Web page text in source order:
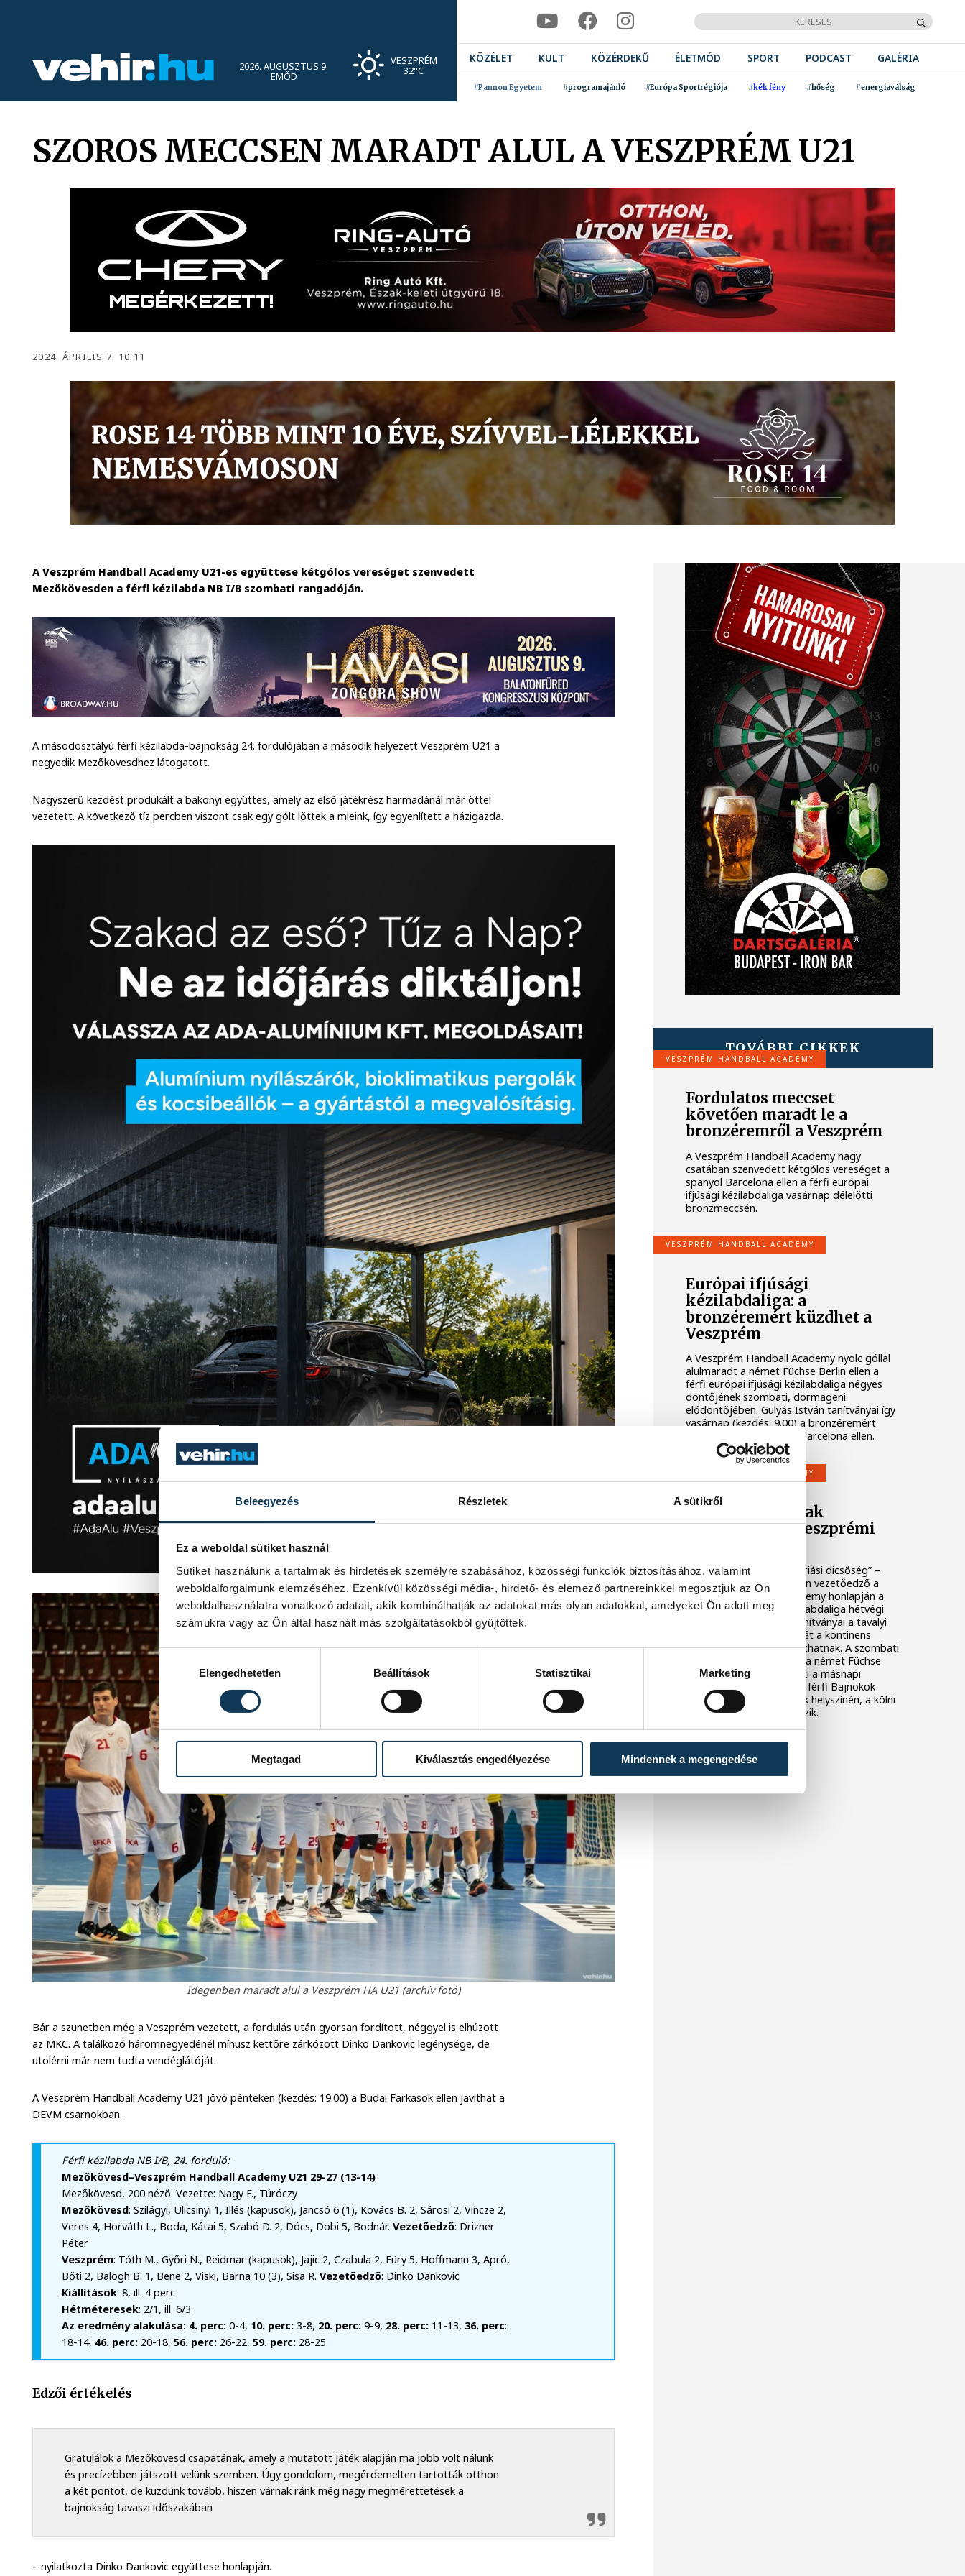
Beleegyezés Részletek A sütikről
Ez a weboldal sütiket használ
Sütiket használunk a tartalmak és hirdetések személyre szabásához, közösségi funkciók biztosításához, valamint
weboldalforgalmunk elemzéséhez. Ezenkívül közösségi média-, hirdető- és elemező partnereinkkel megosztjuk az Ön
weboldalhasználatra vonatkozó adatait, akik kombinálhatják az adatokat más olyan adatokkal, amelyeket Ön adott meg
számukra vagy az Ön által használt más szolgáltatásokból gyűjtöttek.
Hozzájárulás kiválasztása
Elengedhetetlen
Beállítások Statisztikai Marketing
Megtagad Kiválasztás engedélyezése Mindennek a megengedése
2026. AUGUSZTUS 9.
EMŐD
VESZPRÉM
32°C
KÖZÉLET KULT KÖZÉRDEKŰ ÉLETMÓD SPORT PODCAST GALÉRIA
#Pannon Egyetem #programajánló #Európa Sportrégiója #kék fény #hőség #energiaválság
SZOROS MECCSEN MARADT ALUL A VESZPRÉM U21
2024. ÁPRILIS 7. 10:11
A Veszprém Handball Academy U21-es együttese kétgólos vereséget szenvedett
Mezőkövesden a férfi kézilabda NB I/B szombati rangadóján.
A másodosztályú férfi kézilabda-bajnokság 24. fordulójában a második helyezett Veszprém U21 a
negyedik Mezőkövesdhez látogatott.
Nagyszerű kezdést produkált a bakonyi együttes, amely az első játékrész harmadánál már öttel
vezetett. A következő tíz percben viszont csak egy gólt lőttek a mieink, így egyenlített a házigazda.
Idegenben maradt alul a Veszprém HA U21 (archív fotó)
Bár a szünetben még a Veszprém vezetett, a fordulás után gyorsan fordított, néggyel is elhúzott
az MKC. A találkozó háromnegyedénél mínusz kettőre zárkózott Dinko Dankovic legénysége, de
utolérni már nem tudta vendéglátóját.
A Veszprém Handball Academy U21 jövő pénteken (kezdés: 19.00) a Budai Farkasok ellen javíthat a
DEVM csarnokban.
Férfi kézilabda NB I/B, 24. forduló:
Mezőkövesd–Veszprém Handball Academy U21 29-27 (13-14)
Mezőkövesd, 200 néző. Vezette: Nagy F., Túróczy
Mezőkövesd: Szilágyi, Ulicsinyi 1, Illés (kapusok), Jancsó 6 (1), Kovács B. 2, Sárosi 2, Vincze 2,
Veres 4, Horváth L., Boda, Kátai 5, Szabó D. 2, Dócs, Dobi 5, Bodnár. Vezetőedző: Drizner
Péter
Veszprém: Tóth M., Győri N., Reidmar (kapusok), Jajic 2, Czabula 2, Füry 5, Hoffmann 3, Apró,
Bőti 2, Balogh B. 1, Bene 2, Viski, Barna 10 (3), Sisa R. Vezetőedző: Dinko Dankovic
Kiállítások: 8, ill. 4 perc
Hétméteresek: 2/1, ill. 6/3
Az eredmény alakulása: 4. perc:0-4, 10. perc:3-8, 20. perc:9-9, 28. perc: 11-13, 36. perc:
18-14, 46. perc:20-18, 56. perc:26-22, 59. perc:28-25
Edzői értékelés
Gratulálok a Mezőkövesd csapatának, amely a mutatott játék alapján ma jobb volt nálunk
és precízebben játszott velünk szemben. Úgy gondolom, megérdemelten tartották otthon
a két pontot, de küzdünk tovább, hiszen várnak ránk még nagy megmérettetések a
bajnokság tavaszi időszakában
– nyilatkozta Dinko Dankovic együttese honlapján.
TOVÁBBI CIKKEK
VESZPRÉM HANDBALL ACADEMY
Fordulatos meccset
követően maradt le a
bronzéremről a Veszprém
A Veszprém Handball Academy nagy
csatában szenvedett kétgólos vereséget a
spanyol Barcelona ellen a férfi európai
ifjúsági kézilabdaliga vasárnap délelőtti
bronzmeccsén.
VESZPRÉM HANDBALL ACADEMY
Európai ifjúsági
kézilabdaliga: a
bronzéremért küzdhet a
Veszprém
A Veszprém Handball Academy nyolc góllal
alulmaradt a német Füchse Berlin ellen a
férfi európai ifjúsági kézilabdaliga négyes
döntőjének szombati, dormageni
elődöntőjében. Gulyás István tanítványai így
vasárnap (kezdés: 9.00) a bronzéremért
csatázhatnak a spanyol Barcelona ellen.
VESZPRÉM HANDBALL ACADEMY
Kölnben írhatnak
történelmet a veszprémi
„Már maga a részvétel óriási dicsőség” –
fogalmazott Gulyás István vezetőedző a
Veszprém Handball Academy honlapján a
férfi európai ifjúsági kézilabdaliga hétvégi
négyes döntője előtt. Tanítványai a tavalyi
ezüstérem után idén ismét a kontinens
legjobbjai között bizonyíthatnak. A szombati
dormageni elődöntőben a német Füchse
Berlin ellen harcolhatják ki a másnapi
döntőbe jutást, melyet a férfi Bajnokok
Ligája négyes döntőjének helyszínén, a kölni
Lanxess Arénában rendezik.